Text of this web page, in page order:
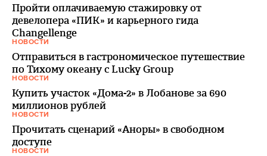
Пройти оплачиваемую стажировку от
девелопера «ПИК» и карьерного гида
Changellenge
НОВОСТИ
Отправиться в гастрономическое путешествие
по Тихому океану с Lucky Group
НОВОСТИ
Купить участок «Дома-2» в Лобанове за 690
миллионов рублей
НОВОСТИ
Прочитать сценарий «Аноры» в свободном
доступе
НОВОСТИ